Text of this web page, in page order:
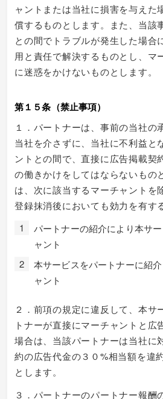
ャントまたは当社に損害を与えた
償するものとします。また、当該
との間でトラブルが発生した場合
用と責任で解決するものとし、マ
に迷惑をかけないものとします。
第１５条（禁止事項）
１．パートナーは、事前の当社の
当社を介さずに、当社に不利益と
ントとの間で、直接に広告掲載契
の働きかけをしてはならないもの
は、次に該当するマーチャントを
登録抹消後においても効力を有す
パートナーの紹介により本サ
ャント
本サービスをパートナーに紹
ャント
２．前項の規定に違反して、本サ
トナーが直接にマーチャントと広
場合は、当該パートナーは当社に
約の広告代金の３０%相当額を違
とします。
３．パートナーのパートナー報酬